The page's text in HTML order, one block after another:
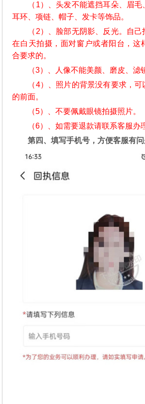
（1）、头发不能遮挡耳朵、眉
耳环、项链、帽子、发卡等饰品。
（2）、脸部无阴影、反光。自
在白天拍摄，面对窗户或者阳台，这
合要求的。
（3）、人像不能美颜、磨皮、滤
（4）、照片的背景没有要求，
的前面。
（5）、不要佩戴眼镜拍摄照片。
（6）、如需要退款请联系客服办
第四、填写手机号，方便客服有问